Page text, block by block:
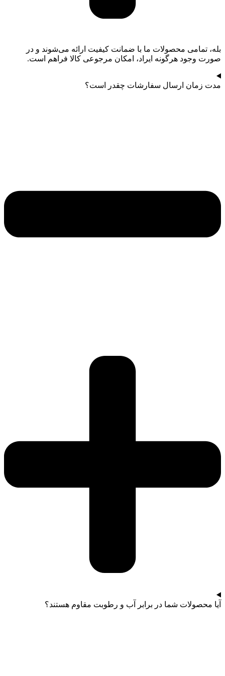
بله، تمامی محصولات ما با ضمانت کیفیت ارائه می‌شوند و در
صورت وجود هرگونه ایراد، امکان مرجوعی کالا فراهم است.
مدت زمان ارسال سفارشات چقدر است؟
آیا محصولات شما در برابر آب و رطوبت مقاوم هستند؟